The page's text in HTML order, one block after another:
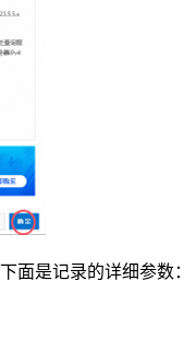
面是记录的详细参数：